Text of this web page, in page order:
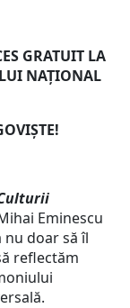
GRATUIT LA
NAŢIONAL
Eminescu
nu doar să îl
reflectăm